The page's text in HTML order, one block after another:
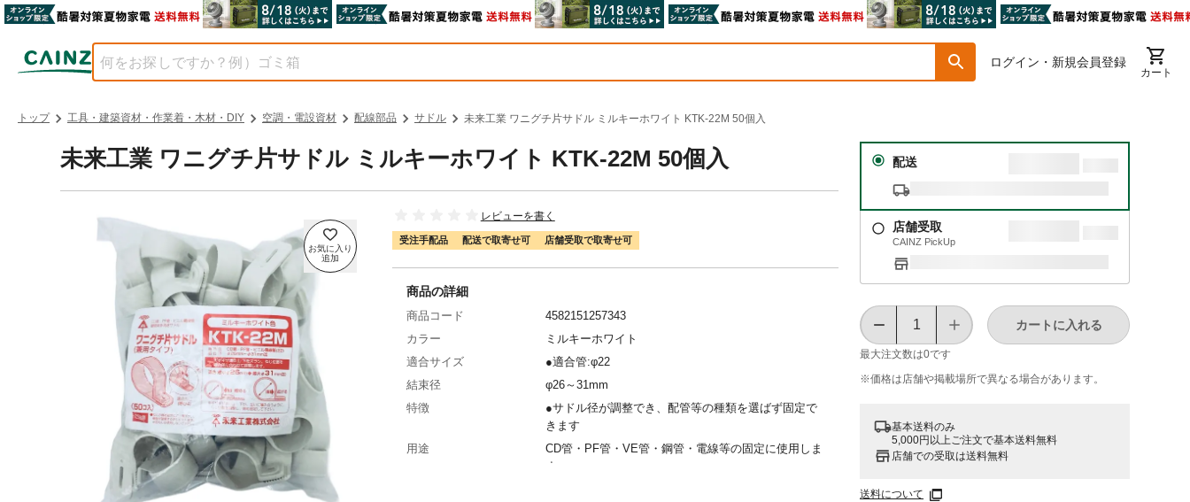
ログイン・新規会員登録
カート
トップ 工具・建築資材・作業着・木材・DIY 空調・電設資材 配線部品 サドル 未来工業 ワニグチ片サドル ミルキーホワイト KTK-22M 50個入
未来工業 ワニグチ片サドル ミルキーホワイト KTK-22M 50個入
レビューを書く
受注手配品 配送で取寄せ可 店舗受取で取寄せ可
配送
店舗受取
CAINZ PickUp
最大注文数は0です
カートに入れる
※価格は​店舗や​掲載場所で​異なる​場合が​あります。
基本送料のみ
5,000円以上ご注文で基本送料無料
店舗での受取は送料無料
送料について
商品の詳細
商品コード
4582151257343
カラー
ミルキーホワイト
適合サイズ
●適合管:φ22
結束径
φ26～31mm
特徴
●サドル径が調整でき、配管等の種類を選ばず固定で
きます
用途
CD管・PF管・VE管・鋼管・電線等の固定に使用しま
す